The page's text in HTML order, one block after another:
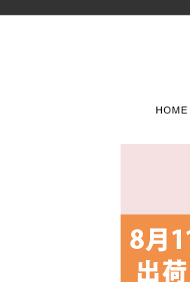
HOME
トイレ用品
浴室用品
流し台所用
洗面用品